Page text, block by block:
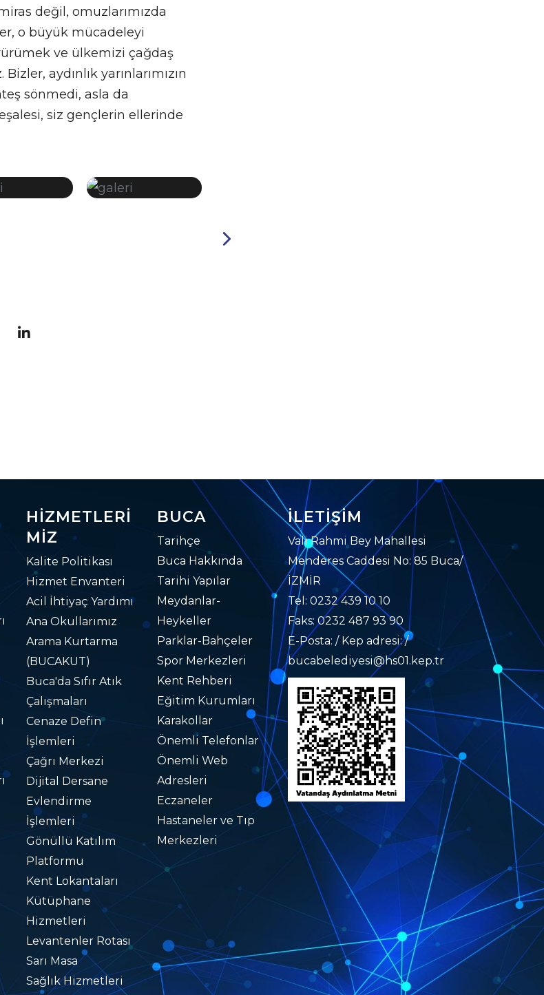
değil, omuzlarımızda
o büyük mücadeleyi
ve ülkemizi çağdaş
aydınlık yarınlarımızın
sönmedi, asla da
siz gençlerin ellerinde
HIZMETLERI
MIZ
Kalite Politikası
Hizmet Envanteri
Acil İhtiyaç Yardımı
Ana Okullarımız
Arama Kurtarma
(BUCAKUT)
Buca'da Sıfır Atık
Çalışmaları
Cenaze Defin
İşlemleri
Çağrı Merkezi
Dijital Dersane
Evlendirme
İşlemleri
Gönüllü Katılım
Platformu
Kent Lokantaları
Kütüphane
Hizmetleri
Levantenler Rotası
Sarı Masa
Sağlık Hizmetleri
BUCA
Tarihçe
Buca Hakkında
Tarihi Yapılar
Meydanlar-
Heykeller
Parklar-Bahçeler
Spor Merkezleri
Kent Rehberi
Eğitim Kurumları
Karakollar
Önemli Telefonlar
Önemli Web
Adresleri
Eczaneler
Hastaneler ve Tıp
Merkezleri
İLETIŞIM
Vali Rahmi Bey Mahallesi
Menderes Caddesi No: 85 Buca/
İZMİR
Tel: 0232 439 10 10
Faks: 0232 487 93 90
E-Posta: / Kep adresi: /
bucabelediyesi@hs01.kep.tr